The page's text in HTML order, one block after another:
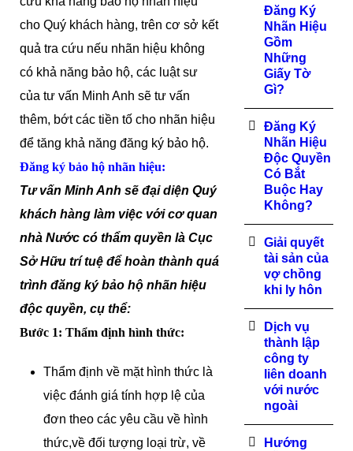
cho Quý khách hàng, trên cơ sở kết
quả tra cứu nếu nhãn hiệu không
có khả năng bảo hộ, các luật sư
của tư vấn Minh Anh sẽ tư vấn
thêm, bớt các tiền tố cho nhãn hiệu
để tăng khả năng đăng ký bảo hộ.
Đăng ký bảo hộ nhãn hiệu:
Tư vấn Minh Anh sẽ đại diện Quý
khách hàng làm việc với cơ quan
nhà Nước có thẩm quyền là Cục
Sở Hữu trí tuệ để hoàn thành quá
trình đăng ký bảo hộ nhãn hiệu
độc quyền, cụ thể:
Bước 1: Thẩm định hình thức:
Thẩm định về mặt hình thức là
việc đánh giá tính hợp lệ của
đơn theo các yêu cầu về hình
thức,về đối tượng loại trừ, về
Đăng Ký
Nhãn Hiệu
Gồm
Những
Giấy Tờ
Gì?
Đăng Ký
Nhãn Hiệu
Độc Quyền
Có Bắt
Buộc Hay
Không?
Giải quyết
tài sản của
vợ chồng
khi ly hôn
Dịch vụ
thành lập
công ty
liên doanh
với nước
ngoài
Hướng